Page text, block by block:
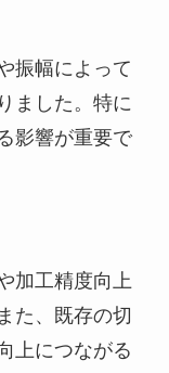
振幅によって
ました。特に
影響が重要で
加工精度向上
た、既存の切
上につながる